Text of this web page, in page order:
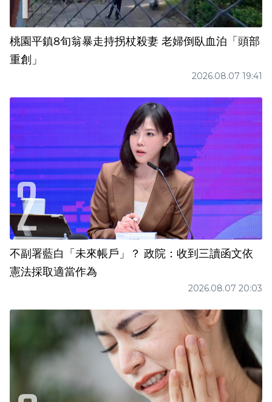
桃園平鎮8旬翁暴走持拐杖殺妻 老婦倒臥血泊「頭部
重創」
2026.08.07 19:41
不副署藍白「未來帳戶」？ 政院：收到三讀函文依
憲法採取適當作為
2026.08.07 20:03